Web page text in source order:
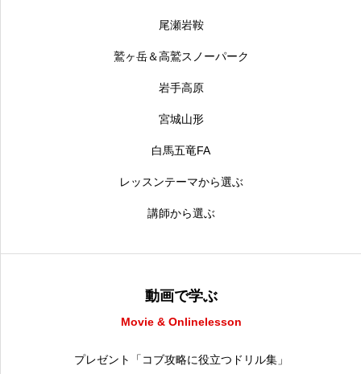
尾瀬岩鞍
鷲ヶ岳＆高鷲スノーパーク
岩手高原
宮城山形
白馬五竜FA
レッスンテーマから選ぶ
講師から選ぶ
動画で学ぶ
Movie & Onlinelesson
プレゼント「コブ攻略に役立つドリル集」